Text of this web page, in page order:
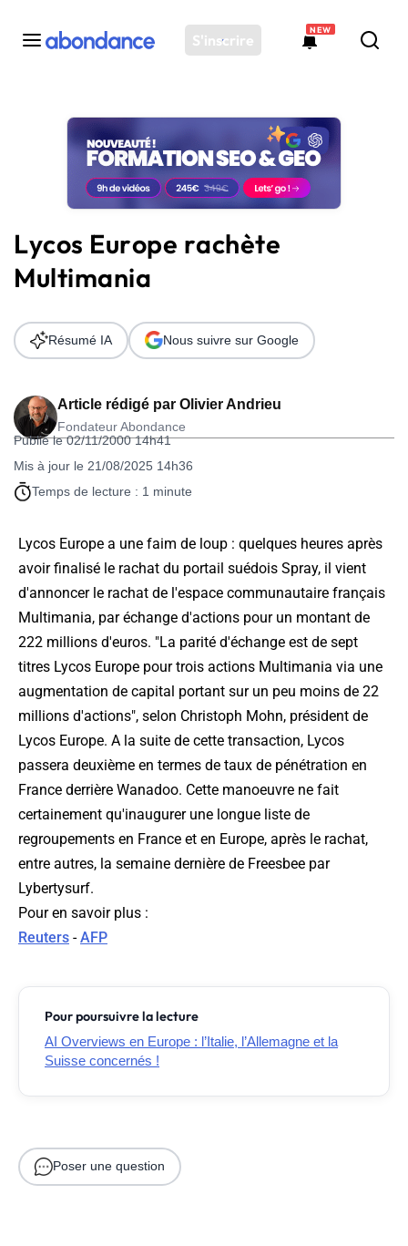
S'inscrire
NEW
Toutes les actus
Actus SEO
Plateforme
Solutions
Ressources
Audit SEO
Lycos Europe rachète
Multimania
Article rédigé par Olivier Andrieu
Fondateur Abondance
Publié le 02/11/2000 14h41
Mis à jour le 21/08/2025 14h36
Temps de lecture : 1 minute
Résumé IA Nous suivre sur Google
Lycos Europe a une faim de loup : quelques heures après
avoir finalisé le rachat du portail suédois Spray, il vient
d'annoncer le rachat de l'espace communautaire français
Multimania, par échange d'actions pour un montant de
222 millions d'euros. "La parité d'échange est de sept
titres Lycos Europe pour trois actions Multimania via une
augmentation de capital portant sur un peu moins de 22
millions d'actions", selon Christoph Mohn, président de
Lycos Europe. A la suite de cette transaction, Lycos
passera deuxième en termes de taux de pénétration en
France derrière Wanadoo. Cette manoeuvre ne fait
certainement qu'inaugurer une longue liste de
regroupements en France et en Europe, après le rachat,
entre autres, la semaine dernière de Freesbee par
Lybertysurf.
Pour en savoir plus :
Reuters -AFP
Pour poursuivre la lecture
AI Overviews en Europe : l’Italie, l’Allemagne et la
Suisse concernés !
Poser une question